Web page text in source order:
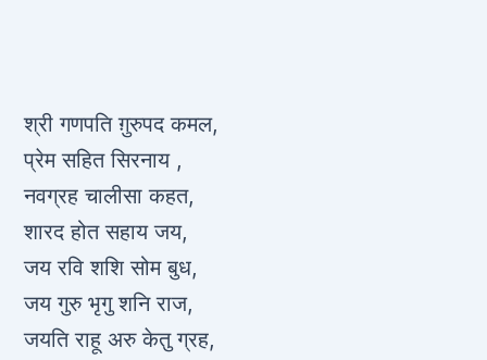
श्री गणपति ग़ुरुपद कमल,
प्रेम सहित सिरनाय ,
नवग्रह चालीसा कहत,
शारद होत सहाय जय,
जय रवि शशि सोम बुध,
जय गुरु भृगु शनि राज,
जयति राहू अरु केतु ग्रह,